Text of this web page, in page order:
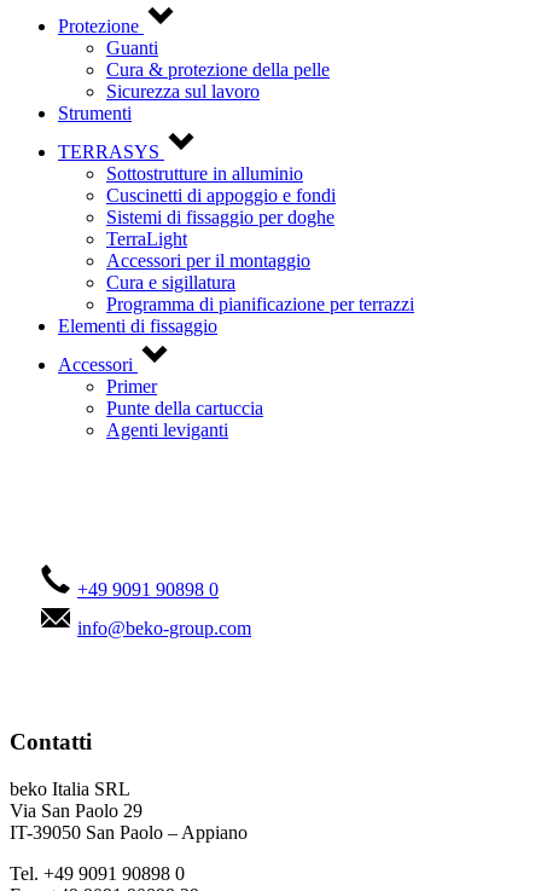
Protezione
Guanti
Cura & protezione della pelle
Sicurezza sul lavoro
Strumenti
TERRASYS
Sottostrutture in alluminio
Cuscinetti di appoggio e fondi
Sistemi di fissaggio per doghe
TerraLight
Accessori per il montaggio
Cura e sigillatura
Programma di pianificazione per terrazzi
Elementi di fissaggio
Accessori
Primer
Punte della cartuccia
Agenti leviganti
+49 9091 90898 0
info@beko-group.com
Contatti
beko Italia SRL
Via San Paolo 29
IT-39050 San Paolo – Appiano
Tel. +49 9091 90898 0